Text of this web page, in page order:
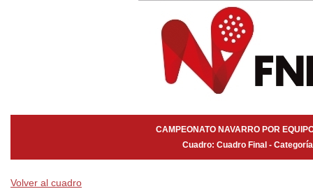
CAMPEONATO NAVARRO POR
Cuadro: Cuadro Final -
Volver al cuadro